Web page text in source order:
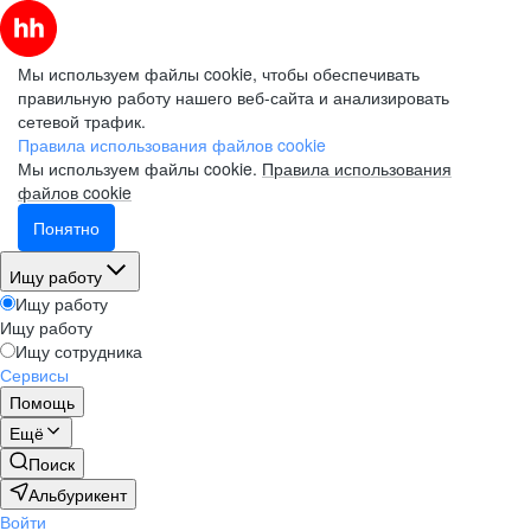
Мы используем файлы cookie, чтобы обеспечивать
правильную работу нашего веб-сайта и анализировать
сетевой трафик.
Правила использования файлов cookie
Мы используем файлы cookie. Правила использования
файлов cookie
Понятно
Ищу работу
Ищу работу
Ищу работу
Ищу сотрудника
Сервисы
Помощь
Ещё
Поиск
Альбурикент
Войти